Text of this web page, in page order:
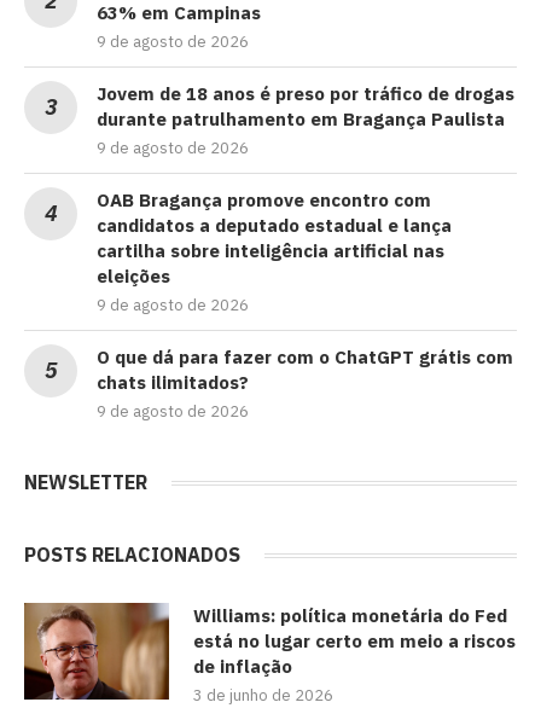
63% em Campinas
9 de agosto de 2026
Jovem de 18 anos é preso por tráfico de drogas
durante patrulhamento em Bragança Paulista
9 de agosto de 2026
OAB Bragança promove encontro com
candidatos a deputado estadual e lança
cartilha sobre inteligência artificial nas
eleições
9 de agosto de 2026
O que dá para fazer com o ChatGPT grátis com
chats ilimitados?
9 de agosto de 2026
NEWSLETTER
POSTS RELACIONADOS
Williams: política monetária do Fed
está no lugar certo em meio a riscos
de inflação
3 de junho de 2026